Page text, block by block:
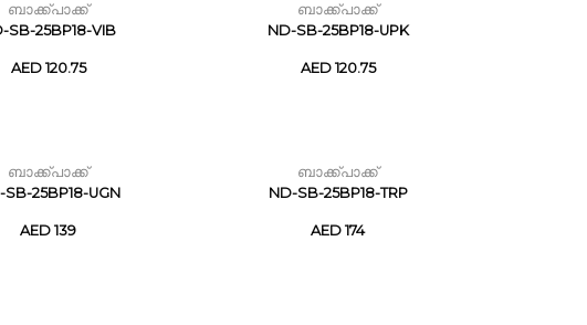
ബാക്ക്പാക്ക്
SB-25BP18-VIB
AED 120.75
ബാക്ക്പാക്ക്
ND-SB-25BP18-UPK
AED 120.75
ബാക്ക്പാക്ക്
SB-25BP18-UGN
AED 139
ബാക്ക്പാക്ക്
ND-SB-25BP18-TRP
AED 174